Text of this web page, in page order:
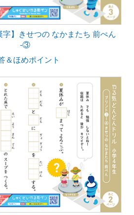
】きせつの なかまたち 前ぺん
‐③
＆ほめポイント